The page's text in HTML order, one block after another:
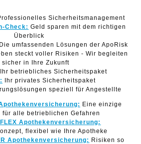
Sicherheitsmanagement
Check: Geld sparen mit dem richtigen
Überblick
Die umfassenden Lösungen der ApoRisk
steckt voller Risiken - Wir begleiten
sicher in Ihre Zukunft
Ihr betriebliches Sicherheitspaket
Ihr privates Sicherheitspaket
speziell für Angestellte
Eine einzige
für alle betrieblichen Gefahren
Apothekenversicherung:
flexibel wie Ihre Apotheke
Apothekenversicherung: Risiken so